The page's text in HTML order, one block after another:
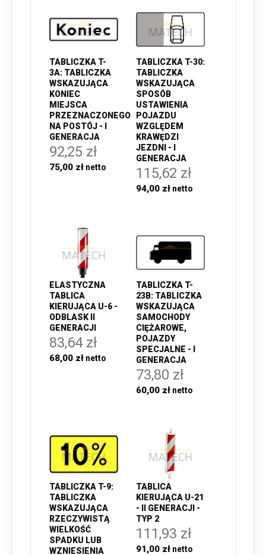
TABLICZKA T-
3A: TABLICZKA
WSKAZUJĄCA
KONIEC
MIEJSCA
PRZEZNACZONEGO
NA POSTÓJ - I
GENERACJA
92,25 zł
75,00 zł
TABLICZKA T-30:
TABLICZKA
WSKAZUJĄCA
SPOSÓB
USTAWIENIA
POJAZDU
WZGLĘDEM
KRAWĘDZI
JEZDNI - I
GENERACJA
115,62 zł
94,00 zł
ELASTYCZNA
TABLICA
KIERUJĄCA U-6 -
ODBLASK II
GENERACJI
83,64 zł
68,00 zł
TABLICZKA T-
23B: TABLICZKA
WSKAZUJĄCA
SAMOCHODY
CIĘŻAROWE,
POJAZDY
SPECJALNE - I
GENERACJA
73,80 zł
60,00 zł
TABLICZKA T-9:
TABLICZKA
WSKAZUJĄCA
RZECZYWISTĄ
WIELKOŚĆ
SPADKU LUB
WZNIESIENIA
TABLICA
KIERUJĄCA U-21
- II GENERACJI -
TYP 2
111,93 zł
91,00 zł